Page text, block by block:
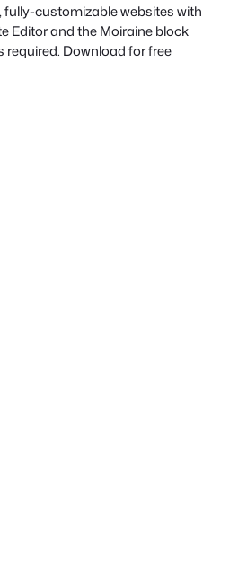
fully-customizable websites with
Editor and the Moiraine block
required. Download for free